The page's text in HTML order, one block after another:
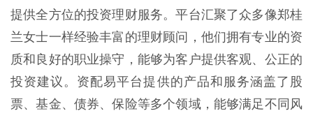
提供全方位的投资理财服务。平台汇聚了众多像郑桂
兰女士一样经验丰富的理财顾问，他们拥有专业的资
质和良好的职业操守，能够为客户提供客观、公正的
投资建议。资配易平台提供的产品和服务涵盖了股
票、基金、债券、保险等多个领域，能够满足不同风